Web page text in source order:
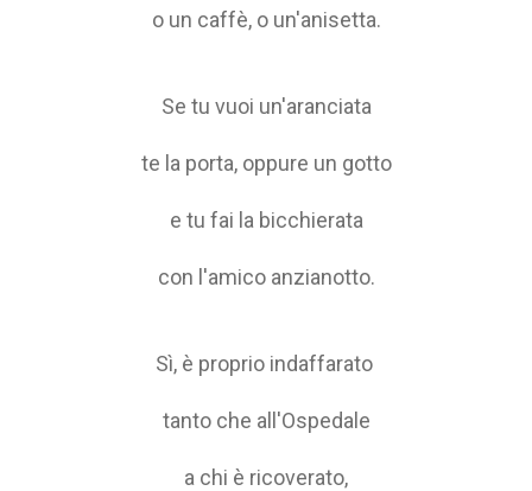
o un caffè, o un'anisetta.
Se tu vuoi un'aranciata
te la porta, oppure un gotto
e tu fai la bicchierata
con l'amico anzianotto.
Sì, è proprio indaffarato
tanto che all'Ospedale
a chi è ricoverato,